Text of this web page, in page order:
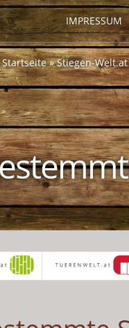
Startseite»Stiegen-Welt.at
IMPRESSUM